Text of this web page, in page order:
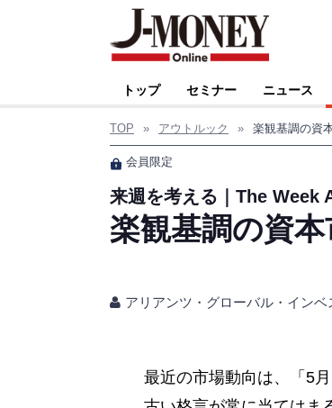
トップ セミナー ニュース
TOP » アウトルック » 楽観基調の資
会員限定
来週を考える｜The Week
楽観基調の資
アリアンツ・グローバル・インベ
最近の市場動向は、「5